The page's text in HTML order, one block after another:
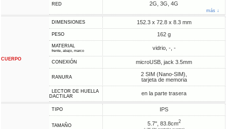
RED 2G, 3G, 4G
más ↓
CUERPO
DIMENSIONES 152.3 x 72.8 x 8.3 mm
PESO 162 g
MATERIAL
frente, abajo, marco vidrio, -, -
CONEXIÓN microUSB, jack 3.5mm
RANURA
2 SIM (Nano-SIM),
tarjeta de memoria
LECTOR DE HUELLA
DACTILAR
en la parte trasera
TIPO IPS
TAMAÑO 5.7", 83.8cm2